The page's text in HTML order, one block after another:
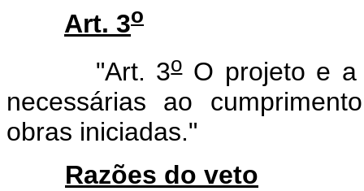
Art. 3o
"Art. 3oO projeto e a
necessárias ao
obras iniciadas."
Razões do veto